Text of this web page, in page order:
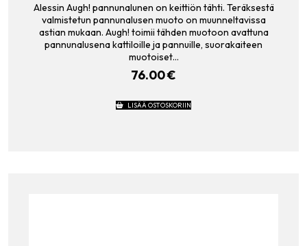
Alessin Augh! pannunalunen on keittiön tähti. Teräksestä
valmistetun pannunalusen muoto on muunneltavissa
astian mukaan. Augh! toimii tähden muotoon avattuna
pannunalusena kattiloille ja pannuille, suorakaiteen
muotoiset…
76.00€
LISÄÄ OSTOSKORIIN